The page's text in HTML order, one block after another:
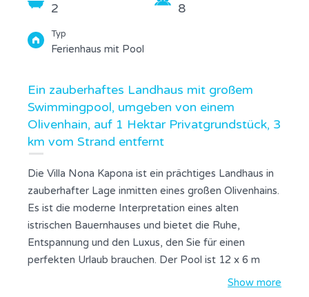
2 8
Typ
Ferienhaus mit Pool
Ein zauberhaftes Landhaus mit großem
Swimmingpool, umgeben von einem
Olivenhain, auf 1 Hektar Privatgrundstück, 3
km vom Strand entfernt
Die Villa Nona Kapona ist ein prächtiges Landhaus in
zauberhafter Lage inmitten eines großen Olivenhains.
Es ist die moderne Interpretation eines alten
istrischen Bauernhauses und bietet die Ruhe,
Entspannung und den Luxus, den Sie für einen
perfekten Urlaub brauchen. Der Pool ist 12 x 6 m
Show more